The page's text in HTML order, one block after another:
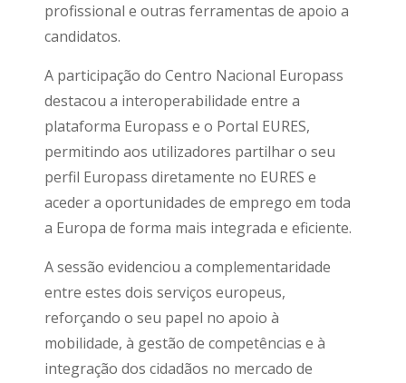
profissional e outras ferramentas de apoio a
candidatos.
A participação do Centro Nacional Europass
destacou a interoperabilidade entre a
plataforma Europass e o Portal EURES,
permitindo aos utilizadores partilhar o seu
perfil Europass diretamente no EURES e
aceder a oportunidades de emprego em toda
a Europa de forma mais integrada e eficiente.
A sessão evidenciou a complementaridade
entre estes dois serviços europeus,
reforçando o seu papel no apoio à
mobilidade, à gestão de competências e à
integração dos cidadãos no mercado de